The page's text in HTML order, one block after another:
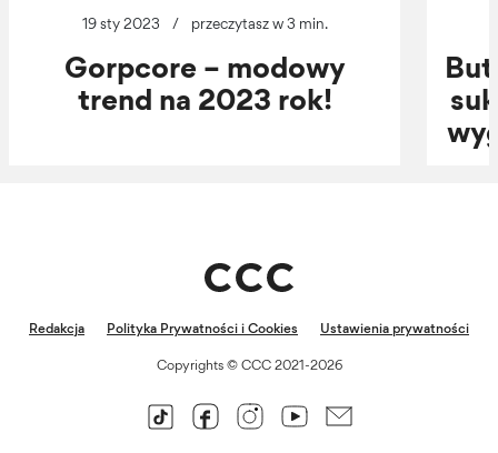
19 sty 2023 / przeczytasz w 3 min.
Gorpcore – modowy
trend na 2023 rok!
Redakcja Polityka Prywatności i Cookies Ustawienia prywatności
Copyrights © CCC 2021-2026